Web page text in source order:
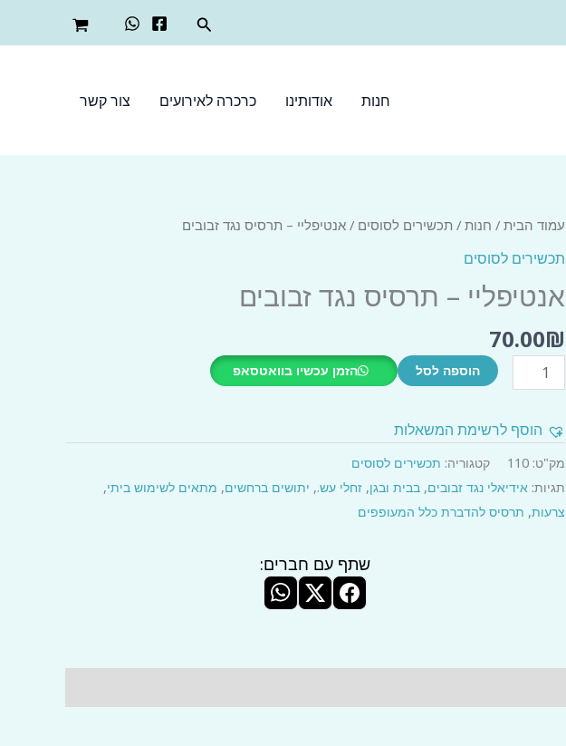
חיפוש
חנות אודותינו כרכרה לאירועים צור קשר
עמוד הבית / חנות / תכשירים לסוסים / אנטיפליי – תרסיס נגד זבובים
תכשירים לסוסים
אנטיפליי – תרסיס נגד זבובים
70.00₪
כמות
של
-
תרסיס
נגד
זבובים
הוספה לסל הזמן עכשיו בוואטסאפ
הוסף לרשימת המשאלות
מק"ט: 110 קטגוריה: תכשירים לסוסים
תגיות: אידיאלי נגד זבובים, בבית ובגן, זחלי עש., יתושים ברחשים, מתאים לשימוש ביתי,
צרעות, תרסיס להדברת כלל המעופפים
שתף עם חברים: